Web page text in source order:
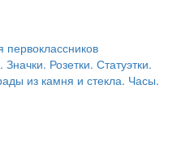
Розетки. Статуэтки.
из камня и стекла. Часы.